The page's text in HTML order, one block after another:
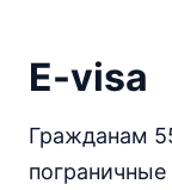
E-visa
Гражданам